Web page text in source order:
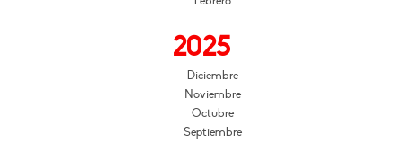
2025
Diciembre
Noviembre
Octubre
Septiembre